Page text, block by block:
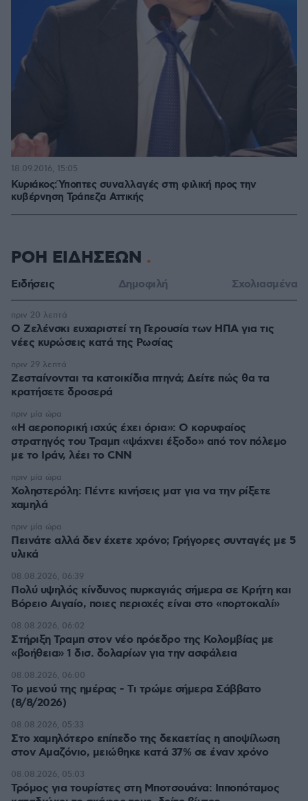
Κυριάκος:Ύποπτες συναλλαγές στη φιλική προς την
κυβέρνηση Τράπεζα Αττικής
18.09.2016, 15:05
ΡΟΗ ΕΙΔΗΣΕΩΝ
Ειδήσεις Δημοφιλή Σχολιασμένα
Ο Ζελένσκι ευχαριστεί τη Γερουσία των ΗΠΑ για τις
νέες κυρώσεις κατά της Ρωσίας
πριν 20 λεπτά
Ζεσταίνονται τα κατοικίδια πτηνά; Δείτε πώς θα τα
κρατήσετε δροσερά
πριν 29 λεπτά
«Η αεροπορική ισχύς έχει όρια»: Ο κορυφαίος
στρατηγός του Τραμπ «ψάχνει έξοδο» από τον πόλεμο
με το Ιράν, λέει το CNN
πριν μία ώρα
Χοληστερόλη: Πέντε κινήσεις ματ για να την ρίξετε
χαμηλά
πριν μία ώρα
Πεινάτε αλλά δεν έχετε χρόνο; Γρήγορες συνταγές με 5
υλικά
πριν μία ώρα
Πολύ υψηλός κίνδυνος πυρκαγιάς σήμερα σε Κρήτη και
Βόρειο Αιγαίο, ποιες περιοχές είναι στο «πορτοκαλί»
08.08.2026, 06:39
Στήριξη Τραμπ στον νέο πρόεδρο της Κολομβίας με
«βοήθεια» 1 δισ. δολαρίων για την ασφάλεια
08.08.2026, 06:02
Το μενού της ημέρας - Τι τρώμε σήμερα Σάββατο
(8/8/2026)
08.08.2026, 06:00
Στο χαμηλότερο επίπεδο της δεκαετίας η αποψίλωση
στον Αμαζόνιο, μειώθηκε κατά 37% σε έναν χρόνο
08.08.2026, 05:33
Τρόμος για τουρίστες στη Μποτσουάνα: Ιπποπόταμος
08.08.2026, 05:03